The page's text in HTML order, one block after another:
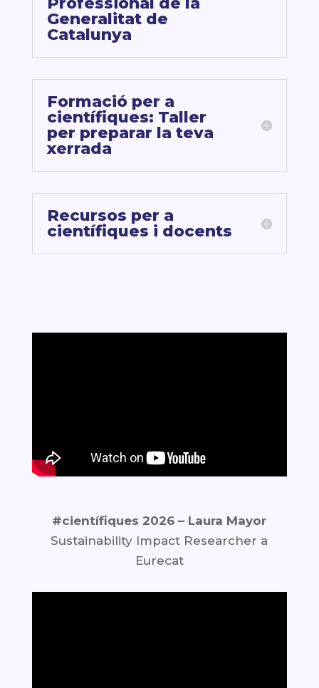
Generalitat de
Catalunya
Formació per a
científiques: Taller
per preparar la teva
xerrada
Recursos per a
científiques i docents
#científiques 2026 – Laura Mayor
Sustainability Impact Researcher a
Eurecat